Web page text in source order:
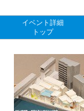
イベント詳細
トップ